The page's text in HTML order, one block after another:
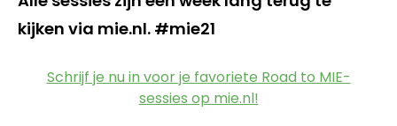
kijken via mie.nl. #mie21
Schrijf je nu in voor je favoriete Road to MIE-
sessies op mie.nl!